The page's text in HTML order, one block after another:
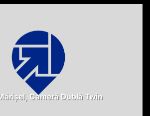
Cameră Dublă Twin